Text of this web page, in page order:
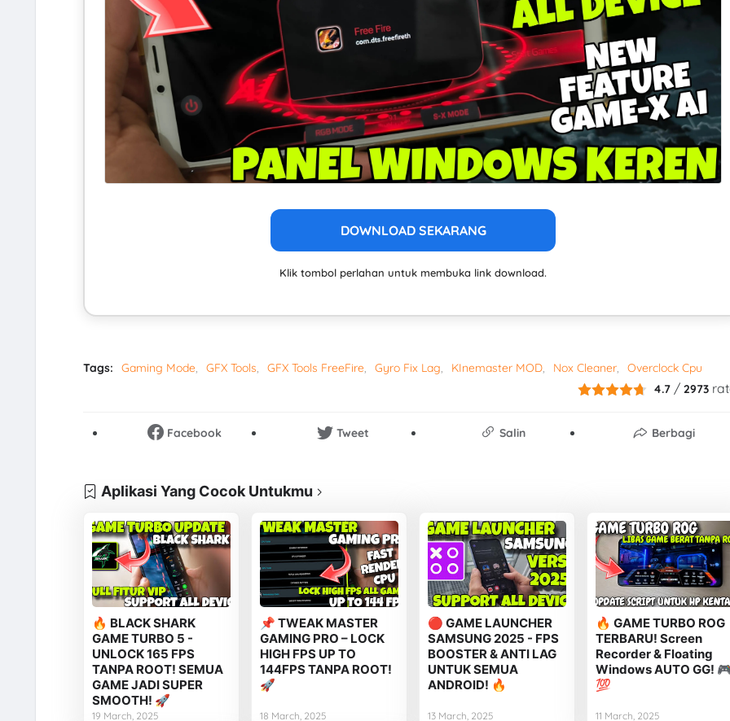
DOWNLOAD SEKARANG
Klik tombol perlahan untuk membuka link download.
Tags: Gaming Mode GFX Tools GFX Tools FreeFire Gyro Fix Lag KInemaster MOD Nox Cleaner
Overclock Cpu
4.7 /2973
Facebook Tweet Salin Berbagi
Aplikasi Yang Cocok Untukmu
🔥 BLACK SHARK
GAME TURBO 5 -
UNLOCK 165 FPS
TANPA ROOT! SEMUA
GAME JADI SUPER
SMOOTH! 🚀
19 March, 2025
📌 TWEAK MASTER
GAMING PRO – LOCK
HIGH FPS UP TO
144FPS TANPA ROOT!
🚀
18 March, 2025
🔴 GAME LAUNCHER
SAMSUNG 2025 - FPS
BOOSTER & ANTI LAG
UNTUK SEMUA
ANDROID! 🔥
13 March, 2025
🔥 GAME TURBO ROG
TERBARU! Screen
Recorder & Floating
Windows AUTO GG!
💯
11 March, 2025